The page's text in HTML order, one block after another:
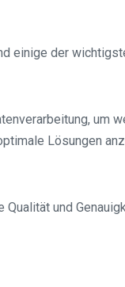
einige der
um
Lösungen
und